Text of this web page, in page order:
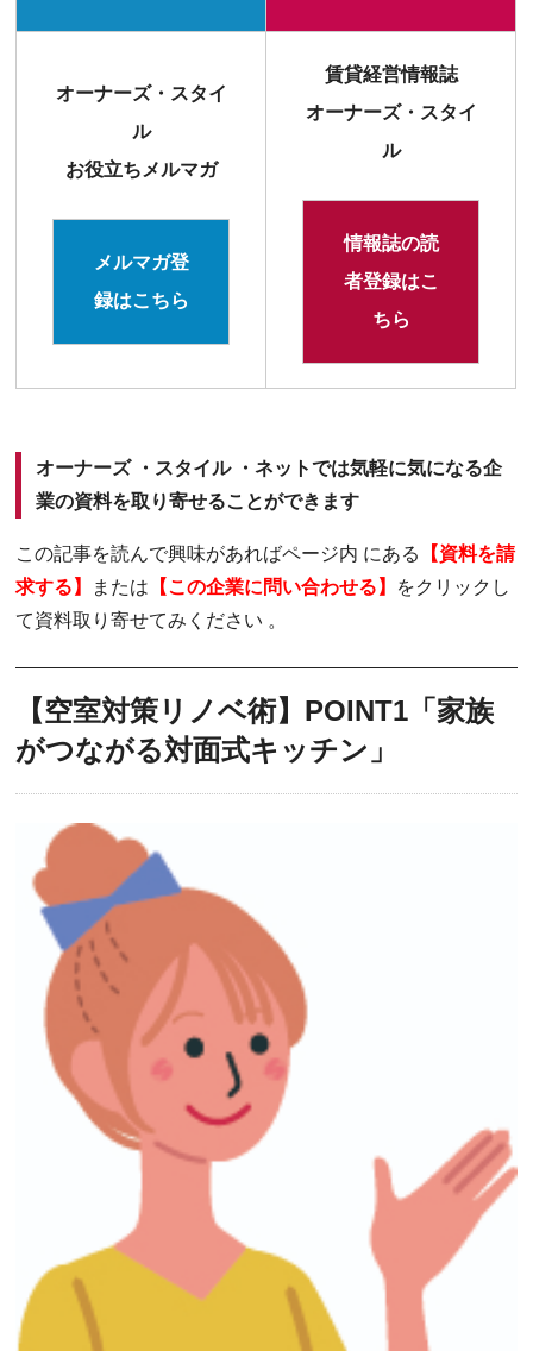
オーナーズ・スタイ
ル
お役立ちメルマガ
メルマガ登
録はこちら
賃貸経営情報誌
オーナーズ・スタイ
ル
情報誌の読
者登録はこ
ちら
オーナーズ ・スタイル ・ネットでは気軽に気になる企
業の資料を取り寄せることができます
この記事を読んで興味があればページ内 にある
【資料を請
求する】
または 【この企業に問い合わせる】 をクリックし
て資料取り寄せてみください 。
【空室対策リノベ術】POINT1「家族
がつながる対面式キッチン」